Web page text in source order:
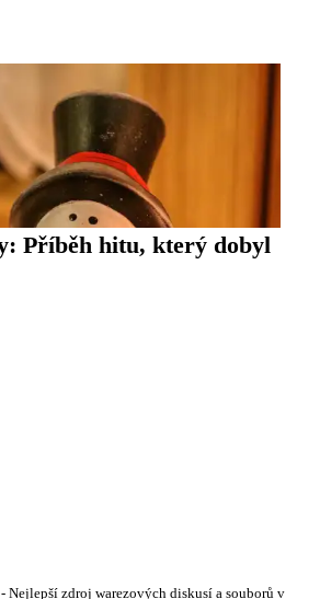
Příběh hitu, který dobyl
Nejlepší zdroj warezových diskusí a souborů v